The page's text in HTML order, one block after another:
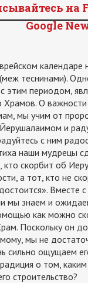
на
Google
календаре
теснинами).
этим периодом,
Храмов. О важности
мы учим от
и
с ним
наши мудрецы
кто скорбит об
а тот, кто не
Вместе
мы знаем и
как можно
Поскольку он
мы не
сильно ощущаем
о том,
строительство?